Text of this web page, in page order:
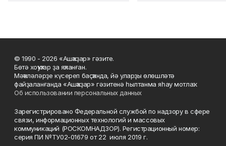
© 1990 - 2026 «Ашҡаҙар» гәзите.
Бөтә хоҡуҡтар ҙа яҡланған.
Мәҡәләләрҙе күсереп баҫҡанда, йә уларҙы өлөшләтә
файҙаланғанда «Ашҡаҙар» гәзитенә һылтанма яһау мотлаҡ.
Об использовании персональных данных
Зарегистрировано Федеральной службой по надзору в сфере
связи, информационных технологий и массовых
коммуникаций (РОСКОМНАДЗОР). Регистрационный номер:
серия ПИ №ТУ02-01679 от 22 июля 2019 г.